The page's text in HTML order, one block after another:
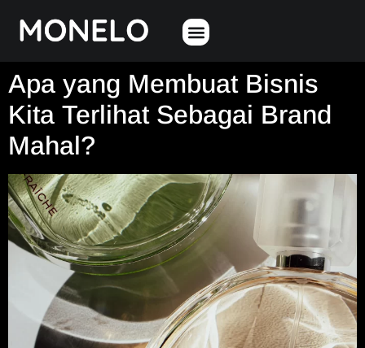
Apa yang Membuat Bisnis
Kita Terlihat Sebagai Brand
Mahal?